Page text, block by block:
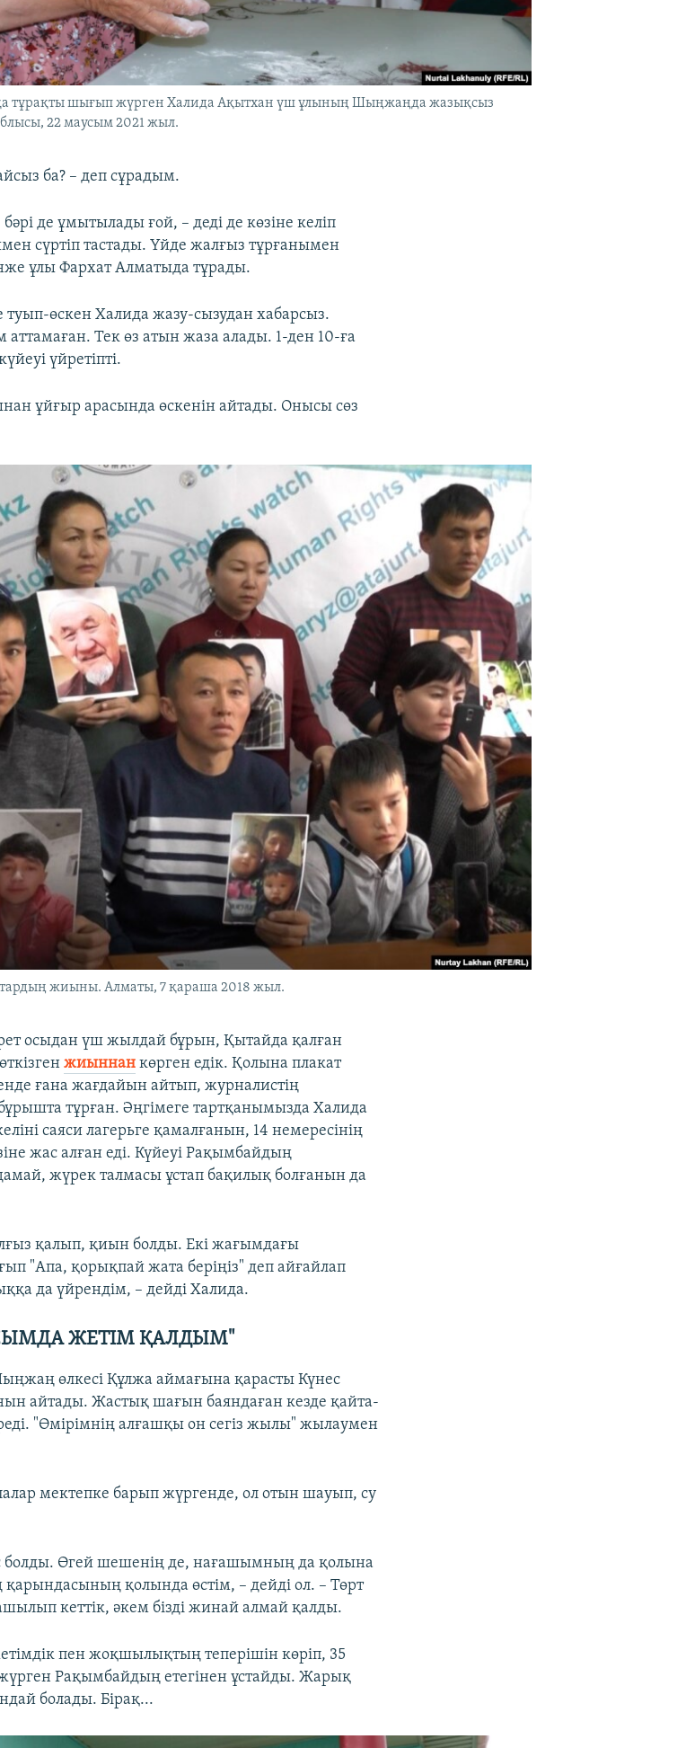
тұрақты шығып жүрген Халида Ақытхан үш ұлының Шыңжаңда жазықсыз
22 маусым 2021 жыл.
ба? – деп сұрадым.
де ұмытылады ғой, – деді де көзіне келіп
сүртіп тастады. Үйде жалғыз тұрғанымен
ұлы Фархат Алматыда тұрады.
өскен Халида жазу-сызудан хабарсыз.
Тек өз атын жаза алады. 1-ден 10-ға
үйретіпті.
ұйғыр арасында өскенін айтады. Онысы сөз
жиыны. Алматы, 7 қараша 2018 жыл.
осыдан үш жылдай бұрын, Қытайда қалған
жиыннан көрген едік. Қолына плакат
ғана жағдайын айтып, журналистің
тұрған. Әңгімеге тартқанымызда Халида
саяси лагерьге қамалғанын, 14 немересінің
жас алған еді. Күйеуі Рақымбайдың
жүрек талмасы ұстап бақилық болғанын да
қалып, қиын болды. Екі жағымдағы
"Апа, қорықпай жата беріңіз" деп айғайлап
да үйрендім, – дейді Халида.
ЖЕТІМ ҚАЛДЫМ"
өлкесі Құлжа аймағына қарасты Күнес
айтады. Жастық шағын баяндаған кезде қайта-
"Өмірімнің алғашқы он сегіз жылы" жылаумен
мектепке барып жүргенде, ол отын шауып, су
Өгей шешенің де, нағашымның да қолына
қолында өстім, – дейді ол. – Төрт
кеттік, әкем бізді жинай алмай қалды.
пен жоқшылықтың теперішін көріп, 35
Рақымбайдың етегінен ұстайды. Жарық
болады. Бірақ...